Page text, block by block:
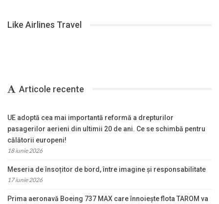
Like Airlines Travel
Articole recente
UE adoptă cea mai importantă reformă a drepturilor
pasagerilor aerieni din ultimii 20 de ani. Ce se schimbă pentru
călătorii europeni!
18 iunie 2026
Meseria de însoțitor de bord, între imagine și responsabilitate
17 iunie 2026
Prima aeronavă Boeing 737 MAX care înnoiește flota TAROM va